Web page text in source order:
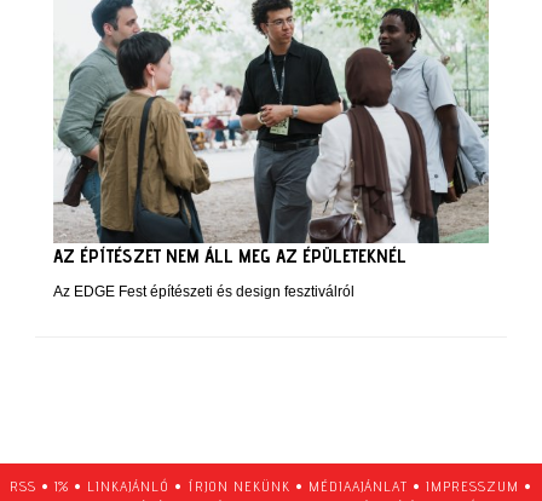
AZ ÉPÍTÉSZET NEM ÁLL MEG AZ ÉPÜLETEKNÉL
Az EDGE Fest építészeti és design fesztiválról
RSS • 1% • LINKAJÁNLÓ • ÍRJON NEKÜNK • MÉDIAAJÁNLAT • IMPRESSZUM •